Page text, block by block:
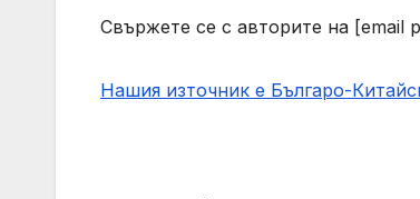
Свържете се с авторите на [email
Нашия източник е Българо-